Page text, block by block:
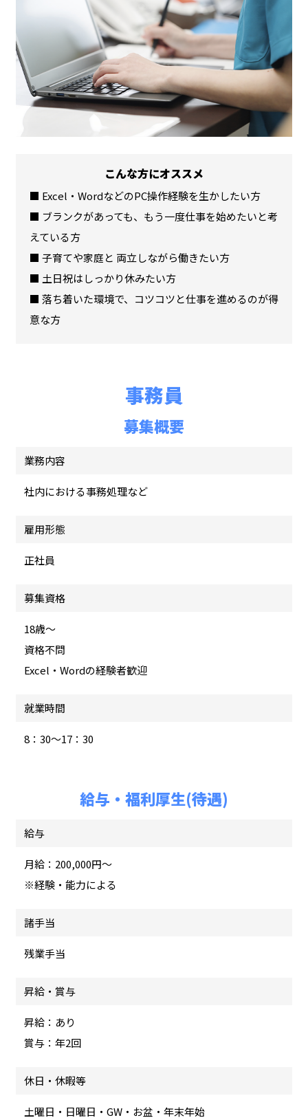
こんな方にオススメ
■ Excel・WordなどのPC操作経験を生かしたい方
■ ブランクがあっても、もう一度仕事を始めたいと考
えている方
■ 子育てや家庭と 両立しながら働きたい方
■ 土日祝はしっかり休みたい方
■ 落ち着いた環境で、コツコツと仕事を進めるのが得
意な方
事務員
募集概要
業務内容
社内における事務処理など
雇用形態
正社員
募集資格
18歳～
資格不問
Excel・Wordの経験者歓迎
就業時間
8：30～17：30
給与・福利厚生(待遇)
給与
月給：200,000円～
※経験・能力による
諸手当
残業手当
昇給・賞与
昇給：あり
賞与：年2回
休日・休暇等
土曜日・日曜日・GW・お盆・年末年始